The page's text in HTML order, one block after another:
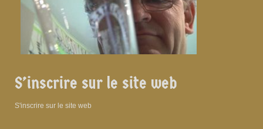
S’inscrire sur le site web
S'inscrire sur le site web